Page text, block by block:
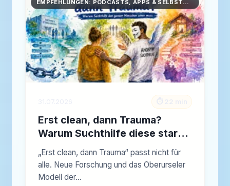
EMPFEHLUNGEN: PODCASTS, APPS & SELBSTHILFE
Erst clean, dann Trauma?
Warum Suchthilfe diese starre
Regel endlich überwinden
muss
„Erst clean, dann Trauma“ passt nicht für
alle. Neue Forschung und das Oberurseler
Modell der…